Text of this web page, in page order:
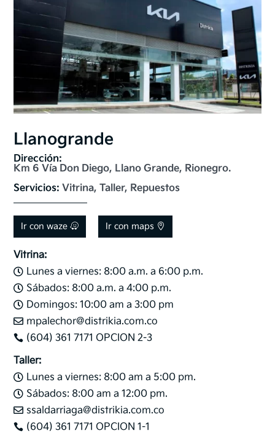
Llanogrande
Dirección:
Km 6 Vía Don Diego, Llano Grande, Rionegro.
Servicios: Vitrina, Taller, Repuestos
Ir con waze Ir con maps
Vitrina:
 Lunes a viernes: 8:00 a.m. a 6:00 p.m.
 Sábados: 8:00 a.m. a 4:00 p.m.
 Domingos: 10:00 am a 3:00 pm
 mpalechor@distrikia.com.co
 (604) 361 7171 OPCION 2-3
Taller:
 Lunes a viernes: 8:00 am a 5:00 pm.
 Sábados: 8:00 am a 12:00 pm.
 ssaldarriaga@distrikia.com.co
 (604) 361 7171 OPCION 1-1